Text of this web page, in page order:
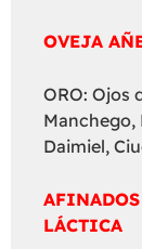
OVEJA
ORO: Ojos
Manchego,
Daimiel,
LÁCTICA